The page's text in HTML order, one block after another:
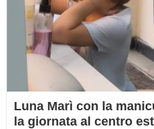
Luna Marì con la
la giornata al centro